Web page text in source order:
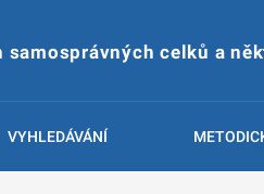
celků a
VYHLEDÁVÁNÍ